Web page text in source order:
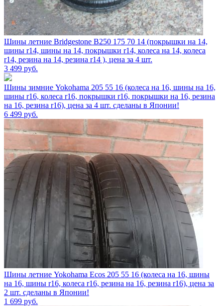
Шины летние Bridgestone B250 175 70 14 (покрышки на 14,
шины r14, шины на 14, покрышки r14, колеса на 14, колеса
r14, резина на 14, резина r14 ), цена за 4 шт.
3 499 руб.
Шины зимние Yokohama 205 55 16 (колеса на 16, шины на 16,
шины r16, колеса r16, покрышки r16, покрышки на 16, резина
на 16, резина r16), цена за 4 шт. сделаны в Японии!
6 499 руб.
Шины летние Yokohama Ecos 205 55 16 (колеса на 16, шины
на 16, шины r16, колеса r16, резина на 16, резина r16), цена за
2 шт. сделаны в Японии!
1 699 руб.